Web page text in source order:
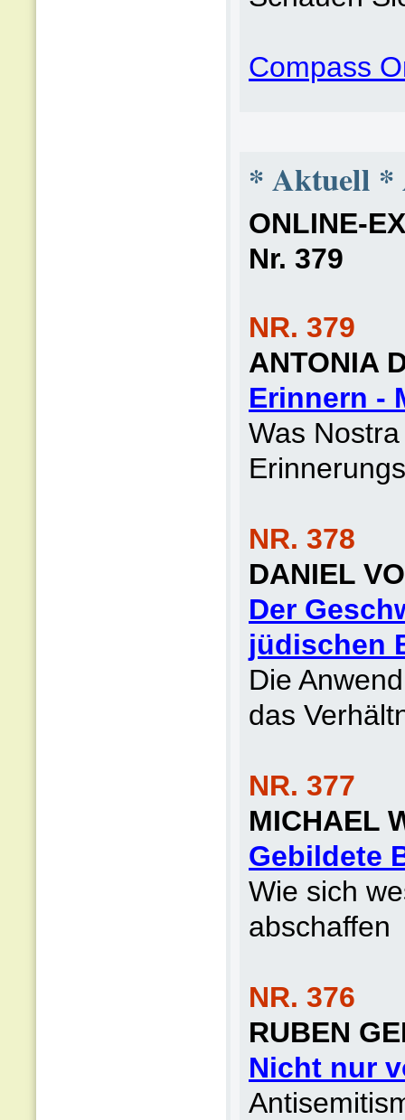
Compass
* Aktuell
ONLINE-
Nr. 379
NR. 379
ANTONIA
Erinnern -
Was
NR. 378
DANIEL
Der
jüdischen
Die
das
NR. 377
MICHAEL
Gebildete
Wie sich
abschaffen
NR. 376
RUBEN
Nicht nur